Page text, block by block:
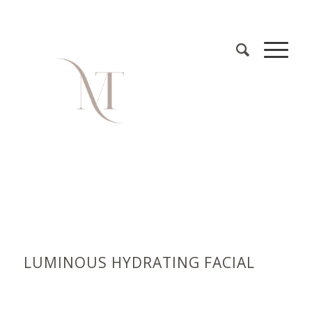
LUMINOUS HYDRATING FACIAL